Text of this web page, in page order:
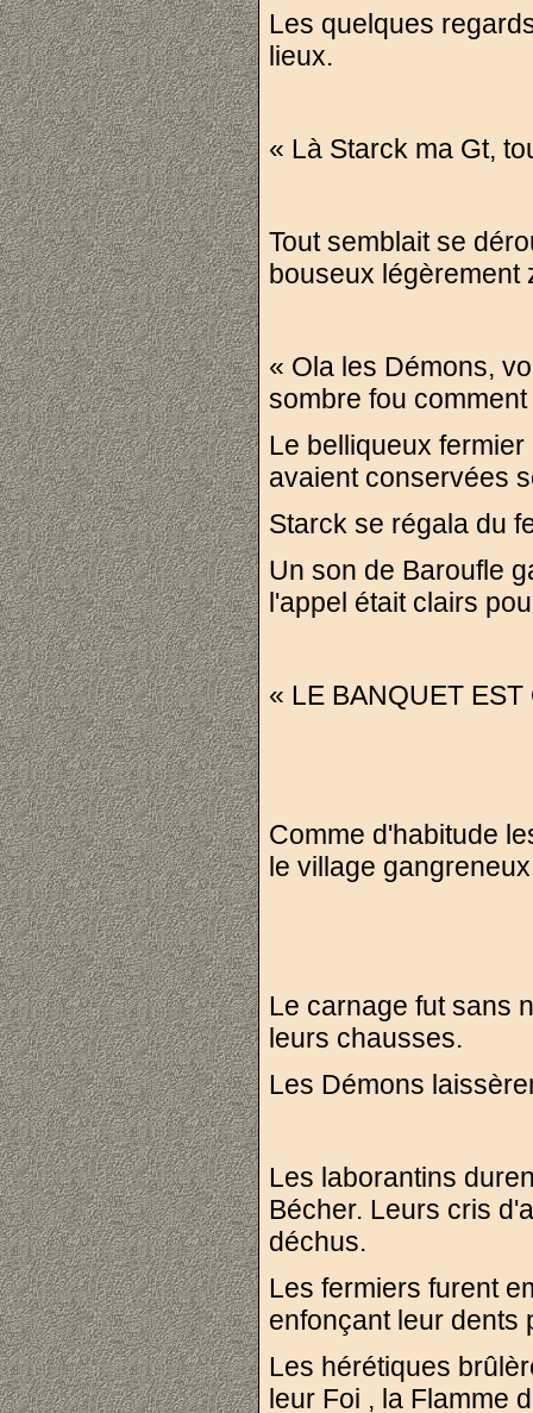
Les quelques
lieux.
« Là Starck ma Gt,
Tout semblait se
bouseux légèrement
« Ola les Démons,
sombre fou
Le belliqueux
avaient conservées
Starck se régala du
Un son de Baroufle
l'appel était clairs
« LE BANQUET
Comme d'habitude
le village
Le carnage fut sans
leurs chausses.
Les Démons
Les laborantins
Bécher. Leurs cris
déchus.
Les fermiers furent
enfonçant leur dents
Les hérétiques
leur Foi , la Flamme